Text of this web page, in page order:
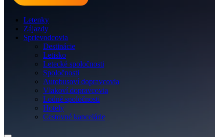
Letenky
Zájazdy
Sprievodcovia
Destinácie
Letisko
Letecké spoločnosti
Spoločnosti
Autobusoví dopravcovia
Vlakoví dopravcovia
Lodné spoločnosti
Hotely
Cestovné kancelárie